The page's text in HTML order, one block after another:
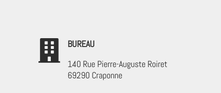

BUREAU
140 Rue Pierre-Auguste Roiret
69290 Craponne